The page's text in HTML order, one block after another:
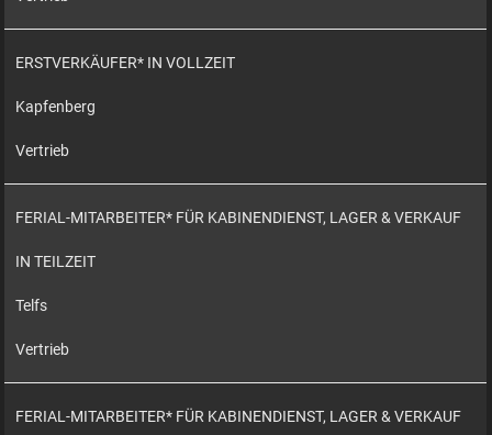
ERSTVERKÄUFER* IN VOLLZEIT
Kapfenberg
Vertrieb
FERIAL-MITARBEITER* FÜR KABINENDIENST, LAGER & VERKAUF
IN TEILZEIT
Telfs
Vertrieb
FERIAL-MITARBEITER* FÜR KABINENDIENST, LAGER & VERKAUF